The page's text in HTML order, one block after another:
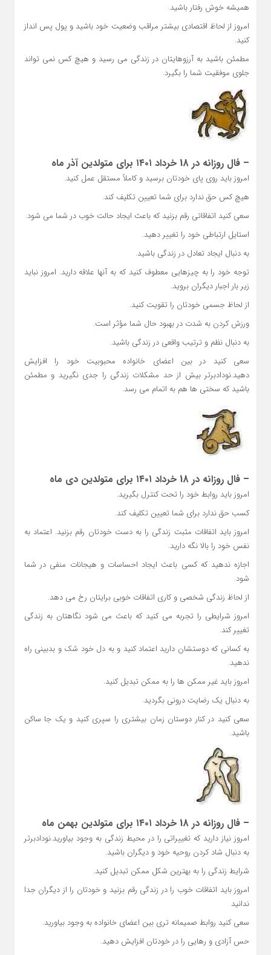
همیشه خوش رفتار باشید.
امروز از لحاظ اقتصادی بیشتر مراقب وضعیت خود باشید و پول پس انداز
کنید.
مطمئن باشید به آرزوهایتان در زندگی می رسید و هیچ کس نمی تواند
جلوی موفقیت شما را بگیرد.
– فال روزانه در 18 خرداد ۱۴۰۱ برای متولدین آذر ماه
امروز باید روی پای خودتان برسید و کاملاً مستقل عمل کنید.
هیچ کس حق ندارد برای شما تعیین تکلیف کند.
سعی کنید اتفاقاتی رقم بزنید که باعث ایجاد حالت خوب در شما می شود.
استایل ارتباطی خود را تغییر دهید.
به دنبال ایجاد تعادل در زندگی باشید.
توجه خود را به چیزهایی معطوف کنید که به آنها علاقه دارید. امروز نباید
زیر بار اجبار دیگران بروید.
از لحاظ جسمی خودتان را تقویت کنید.
ورزش کردن به شدت در بهبود حال شما مؤثر است.
به دنبال نظم و ترتیب واقعی در زندگی باشید.
سعی کنید در بین اعضای خانواده محبوبیت خود را افزایش
دهید.نودادبرتر بیش از حد مشکلات زندگی را جدی نگیرید و مطمئن
باشید که سختی ها هم به اتمام می رسد.
– فال روزانه در 18 خرداد ۱۴۰۱ برای متولدین دی ماه
امروز باید روابط خود را تحت کنترل بگیرید.
کسب حق ندارد برای شما تعیین تکلیف کند.
امروز باید اتفاقات مثبت زندگی را به دست خودتان رقم بزنید. اعتماد به
نفس خود را بالا نگه دارید.
اجازه ندهید که کسی باعث ایجاد احساسات و هیجانات منفی در شما
شود.
از لحاظ زندگی شخصی و کاری اتفاقات خوبی برایتان رخ می دهد.
امروز شرایطی را تجربه می کنید که باعث می شود نگاهتان به زندگی
تغییر کند.
به کسانی که دوستشان دارید اعتماد کنید و به دل خود شک و بدبینی راه
ندهید.
امروز باید غیر ممکن ها را به ممکن تبدیل کنید.
به دنبال یک رضایت درونی بگردید.
سعی کنید در کنار دوستان زمان بیشتری را سپری کنید و یک جا ساکن
باشید.
– فال روزانه در 18 خرداد ۱۴۰۱ برای متولدین بهمن ماه
امروز نیاز دارید که تغییراتی را در محیط زندگی به وجود بیاورید.نودادبرتر
به دنبال شاد کردن روحیه خود و دیگران باشید.
شرایط زندگی را به بهترین شکل ممکن تبدیل کنید.
امروز باید اتفاقات خوب را در زندگی رقم بزنید و خودتان را از دیگران جدا
ندانید
سعی کنید روابط صمیمانه تری بین اعضای خانواده به وجود بیاورید.
حس آزادی و رهایی را در خودتان افزایش دهید.